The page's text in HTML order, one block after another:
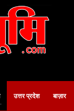
उत्तर प्रदेश बाज़ार